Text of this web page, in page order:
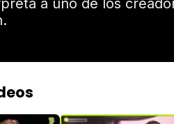
a uno de los